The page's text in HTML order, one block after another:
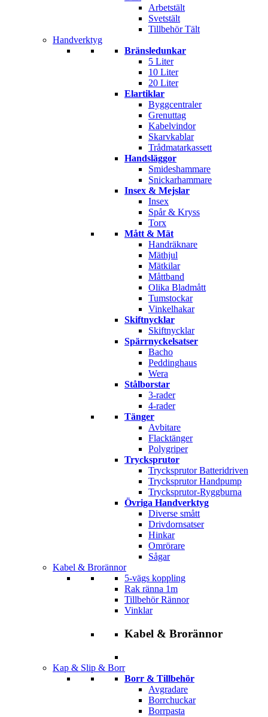
Arbetstält
Svetstält
Tillbehör Tält
Handverktyg
Bränsledunkar
5 Liter
10 Liter
20 Liter
Elartiklar
Byggcentraler
Grenuttag
Kabelvindor
Skarvkablar
Trådmatarkassett
Handsläggor
Smideshammare
Snickarhammare
Insex & Mejslar
Insex
Spår & Kryss
Torx
Mått & Mät
Handräknare
Mäthjul
Mätkilar
Måttband
Olika Bladmått
Tumstockar
Vinkelhakar
Skiftnycklar
Skiftnycklar
Spärrnyckelsatser
Bacho
Peddinghaus
Wera
Stålborstar
3-rader
4-rader
Tänger
Avbitare
Flacktänger
Polygriper
Trycksprutor
Trycksprutor Batteridriven
Trycksprutor Handpump
Trycksprutor-Ryggburna
Övriga Handverktyg
Diverse smått
Drivdornsatser
Hinkar
Omrörare
Sågar
Kabel & Brorännor
5-vägs koppling
Rak ränna 1m
Tillbehör Rännor
Vinklar
Kabel & Brorännor
Kap & Slip & Borr
Borr & Tillbehör
Avgradare
Borrchuckar
Borrpasta